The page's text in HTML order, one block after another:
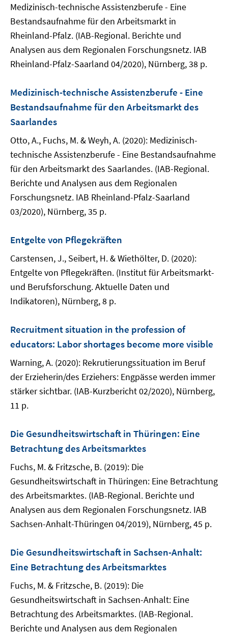
Medizinisch-technische Assistenzberufe - Eine
Bestandsaufnahme für den Arbeitsmarkt in
Rheinland-Pfalz. (IAB-Regional. Berichte und
Analysen aus dem Regionalen Forschungsnetz. IAB
Rheinland-Pfalz-Saarland 04/2020), Nürnberg, 38 p.
Medizinisch-technische Assistenzberufe - Eine
Bestandsaufnahme für den Arbeitsmarkt des
Saarlandes
Otto, A., Fuchs, M. & Weyh, A. (2020): Medizinisch-
technische Assistenzberufe - Eine Bestandsaufnahme
für den Arbeitsmarkt des Saarlandes. (IAB-Regional.
Berichte und Analysen aus dem Regionalen
Forschungsnetz. IAB Rheinland-Pfalz-Saarland
03/2020), Nürnberg, 35 p.
Entgelte von Pflegekräften
Carstensen, J., Seibert, H. & Wiethölter, D. (2020):
Entgelte von Pflegekräften. (Institut für Arbeitsmarkt-
und Berufsforschung. Aktuelle Daten und
Indikatoren), Nürnberg, 8 p.
Recruitment situation in the profession of
educators: Labor shortages become more visible
Warning, A. (2020): Rekrutierungssituation im Beruf
der Erzieherin/des Erziehers: Engpässe werden immer
stärker sichtbar. (IAB-Kurzbericht 02/2020), Nürnberg,
11 p.
Die Gesundheitswirtschaft in Thüringen: Eine
Betrachtung des Arbeitsmarktes
Fuchs, M. & Fritzsche, B. (2019): Die
Gesundheitswirtschaft in Thüringen: Eine Betrachtung
des Arbeitsmarktes. (IAB-Regional. Berichte und
Analysen aus dem Regionalen Forschungsnetz. IAB
Sachsen-Anhalt-Thüringen 04/2019), Nürnberg, 45 p.
Die Gesundheitswirtschaft in Sachsen-Anhalt:
Eine Betrachtung des Arbeitsmarktes
Fuchs, M. & Fritzsche, B. (2019): Die
Gesundheitswirtschaft in Sachsen-Anhalt: Eine
Betrachtung des Arbeitsmarktes. (IAB-Regional.
Berichte und Analysen aus dem Regionalen